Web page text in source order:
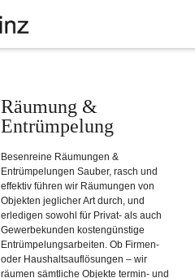
Räumung &
Entrümpelung
Besenreine Räumungen &
Entrümpelungen Sauber, rasch und
effektiv führen wir Räumungen von
Objekten jeglicher Art durch, und
erledigen sowohl für Privat- als auch
Gewerbekunden kostengünstige
Entrümpelungsarbeiten. Ob Firmen-
oder Haushaltsauflösungen – wir
räumen sämtliche Objekte termin- und